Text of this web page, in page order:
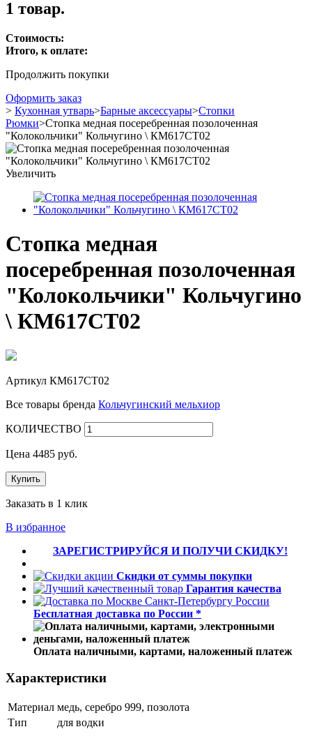
1 товар.
Стоимость:
Итого, к оплате:
Продолжить покупки
Оформить заказ
> Кухонная утварь>Барные аксессуары>Стопки
Рюмки>Стопка медная посеребренная позолоченная
"Колокольчики" Кольчугино \ КМ617СТ02
Увеличить
Стопка медная
посеребренная позолоченная
"Колокольчики" Кольчугино
\ КМ617СТ02
Артикул КМ617СТ02
Все товары бренда Кольчугинский мельхиор
КОЛИЧЕСТВО
Цена 4485 руб.
Купить
Заказать в 1 клик
В избранное
ЗАРЕГИСТРИРУЙСЯ И ПОЛУЧИ СКИДКУ!
Скидки от суммы покупки
Гарантия качества
Бесплатная доставка по России *
Оплата наличными, картами, наложенный платеж
Характеристики
Материал медь, серебро 999, позолота
Тип
для водки